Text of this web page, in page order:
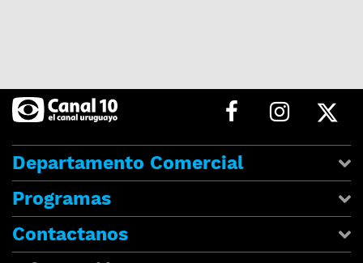
Departamento Comercial
Programas
Contactanos